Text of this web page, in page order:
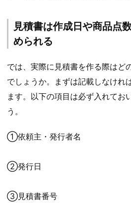
見積書は作成日や商品点
められる
では、実際に見積書を作る際はど
でしょうか。まずは記載しなけれ
ます。以下の項目は必ず入れてお
う。
①依頼主・発行者名
②発行日
③見積書番号